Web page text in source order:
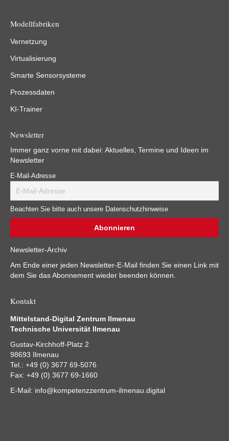
Modellfabriken
Vernetzung
Virtualisierung
Smarte Sensorsysteme
Prozessdaten
KI-Trainer
Newsletter
Immer ganz vorne mit dabei: Aktuelles, Termine und Ideen im
Newsletter
E-Mail-Adresse
Beachten Sie bitte auch unsere Datenschutzhinweise
Newsletter-Archiv
Am Ende einer jeden Newsletter-E-Mail finden Sie einen Link mit
dem Sie das Abonnement wieder beenden können.
Kontakt
Mittelstand-Digital Zentrum Ilmenau
Technische Universität Ilmenau
Gustav-Kirchhoff-Platz 2
98693 Ilmenau
Tel.: +49 (0) 3677 69-5076
Fax: +49 (0) 3677 69-1660
E-Mail: info@kompetenzzentrum-ilmenau.digital